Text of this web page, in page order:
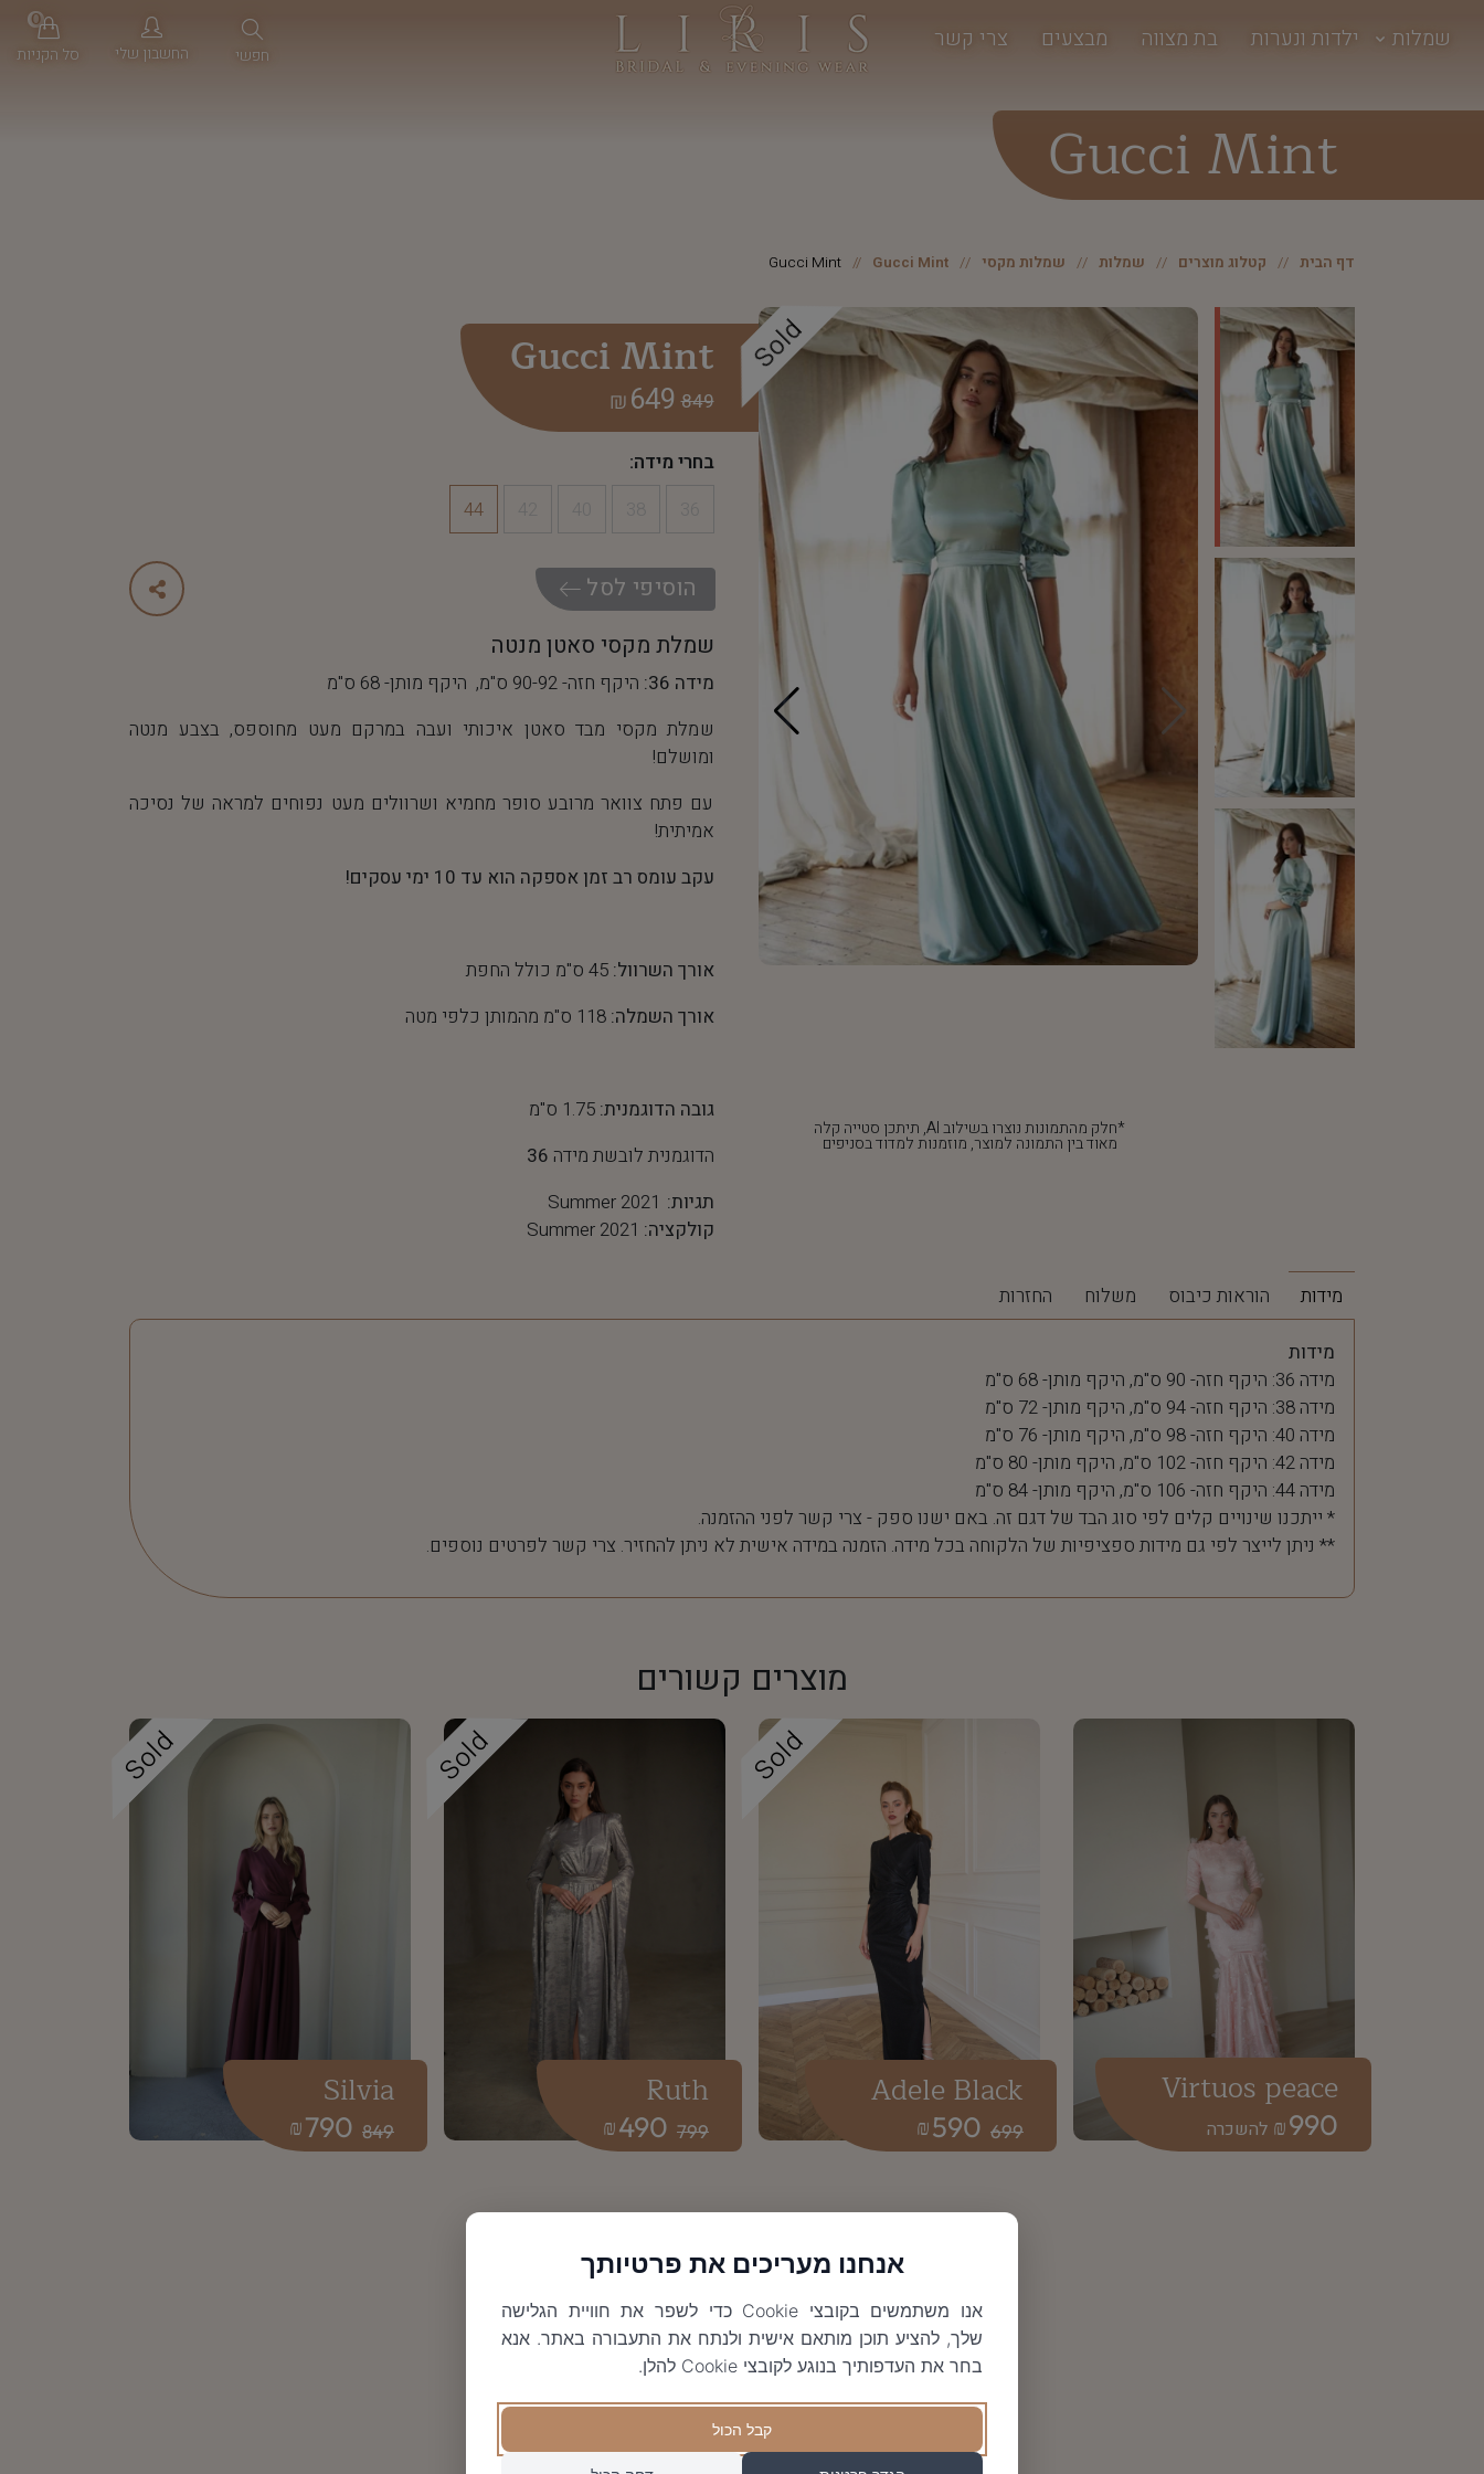
שמלות ילדות ונערות בת מצווה מבצעים צרי קשר
חפשי החשבון שלי סל הקניות
0
Gucci Mint
דף הבית קטלוג מוצרים שמלות שמלות מקסי Gucci Mint
Gucci Mint
Sold
*חלק מהתמונות נוצרו בשילוב AI, תיתכן סטייה קלה
מאוד בין התמונה למוצר, מוזמנות למדוד בסניפים
Gucci Mint
849
649
₪
בחרי מידה:
44
הוסיפי לסל
שמלת מקסי סאטן מנטה
מידה 36:
היקף חזה- 90-92 ס"מ, היקף מותן- 68 ס"מ
שמלת מקסי מבד סאטן איכותי ועבה במרקם מעט מחוספס, בצבע מנטה
ומושלם!
עם פתח צוואר מרובע סופר מחמיא ושרוולים מעט נפוחים למראה של נסיכה
אמיתית!
עקב עומס רב זמן אספקה הוא עד 10 ימי עסקים!
אורך השרוול:45 ס"מ כולל החפת
אורך השמלה: 118 ס"מ מהמותן כלפי מטה
גובה הדוגמנית:1.75 ס"מ
הדוגמנית לובשת מידה 36
תגיות: Summer 2021
קולקציה: Summer 2021
מידות הוראות כיבוס משלוח החזרות
מידות
מידה 36: היקף חזה- 90 ס"מ, היקף מותן- 68 ס"מ
מידה 38: היקף חזה- 94 ס"מ, היקף מותן- 72 ס"מ
מידה 40: היקף חזה- 98 ס"מ, היקף מותן- 76 ס"מ
מידה 42: היקף חזה- 102 ס"מ, היקף מותן- 80 ס"מ
מידה 44: היקף חזה- 106 ס"מ, היקף מותן- 84 ס"מ
* ייתכנו שינויים קלים לפי סוג הבד של דגם זה. באם ישנו ספק - צרי קשר לפני ההזמנה.
** ניתן לייצר לפי גם מידות ספציפיות של הלקוחה בכל מידה. הזמנה במידה אישית לא ניתן להחזיר. צרי קשר לפרטים נוספים.
מוצרים קשורים
990
₪
Virtuos peace
Sold
699
590
₪
Adele Black
Sold
799
490
₪
Ruth
Sold
849
790
₪
Silvia
אנחנו מעריכים את פרטיותך
אנו משתמשים בקובצי Cookie כדי לשפר את חוויית הגלישה
שלך, להציע תוכן מותאם אישית ולנתח את התעבורה באתר. אנא
בחר את העדפותיך בנוגע לקובצי Cookie להלן.
קבל הכול